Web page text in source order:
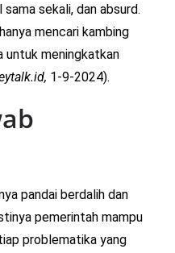
sekali, dan absurd.
mencari kambing
untuk meningkatkan
1-9-2024).
pandai berdalih dan
pemerintah mampu
problematika yang